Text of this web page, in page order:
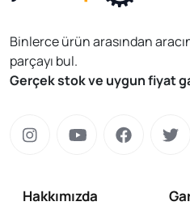
Binlerce ürün arasından
parçayı bul.
Gerçek stok ve uygun fiyat
Hakkımızda